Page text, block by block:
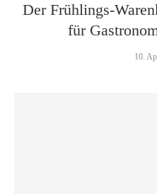
Der Frühlings-
für
10.